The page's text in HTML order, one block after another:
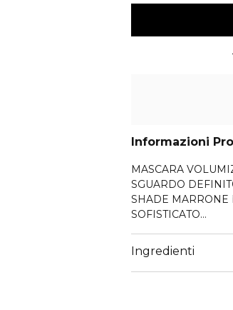
Informazioni
MASCARA
SGUARDO
SHADE MARRONE
SOFISTICATO
Il mascara definitivo
volume senza
marrone per un
Ingredienti